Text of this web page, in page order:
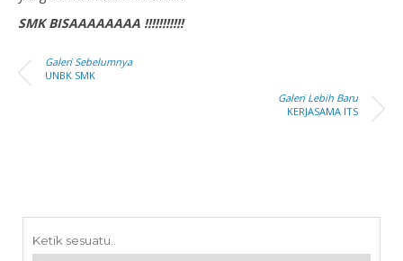
SMK BISAAAAAAAA !!!!!!!!!!!
Galeri Sebelumnya
UNBK SMK
Galeri Lebih Baru
KERJASAMA ITS